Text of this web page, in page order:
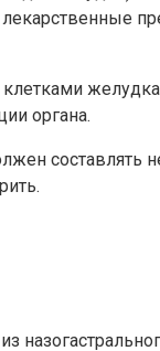
органа.
составлять